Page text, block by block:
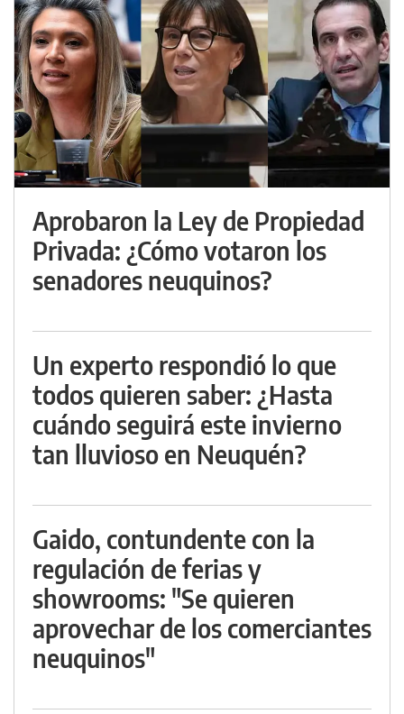
Aprobaron la Ley de Propiedad
Privada: ¿Cómo votaron los
senadores neuquinos?
Un experto respondió lo que
todos quieren saber: ¿Hasta
cuándo seguirá este invierno
tan lluvioso en Neuquén?
Gaido, contundente con la
regulación de ferias y
showrooms: "Se quieren
aprovechar de los comerciantes
neuquinos"